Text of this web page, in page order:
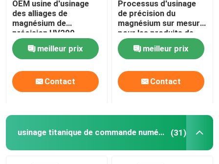
OEM usine d'usinage
des alliages de
magnésium de
précision HV200 -
HV350
meilleur prix
Contact
Processus d'usinage
de précision du
magnésium sur mesure
pour les produits de
boîtes de vitesses
meilleur prix
Contact
usinage titanique de commande numérique par ordinateur (31)